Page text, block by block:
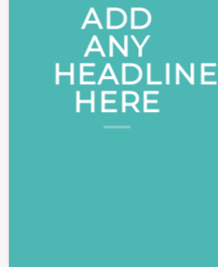
ADD
ANY
HEADLINE
HERE